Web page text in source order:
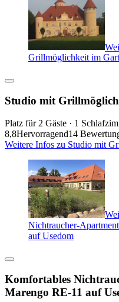
Grillmöglichkeit im
Studio mit
Platz für 2 Gäste · 1
8,8Hervorragend14
Weitere Infos zu Studio mit
Nichtraucher-
auf Usedom
Komfortables
Marengo RE-11 auf